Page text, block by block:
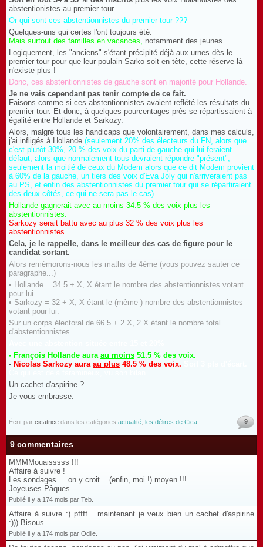
abstentionistes au premier tour.
Or qui sont ces abstentionnistes du premier tour ???
Quelques-uns qui certes l'ont toujours été.
Mais surtout des familles en vacances, notamment des jeunes.
Logiquement, les "anciens" s'étant précipité déjà aux urnes dès le
premier tour pour que leur poulain Sarko soit en tête, cette réserve-là
n'existe plus !
Donc, ces abstentionnistes de gauche sont en majorité pour Hollande.
Je ne vais cependant pas tenir compte de ce fait.
Faisons comme si ces abstentionnistes avaient reflété les résultats du
premier tour. Et donc, à quelques pourcentages près se répartissaient à
égalité entre Hollande et Sarkozy.
Alors, malgré tous les handicaps que volontairement, dans mes calculs,
j'ai infligés à Hollande (seulement 20% des électeurs du FN, alors que
c'est plutôt 30%, 20 % des voix du parti de gauche qui lui feraient
défaut, alors que normalement tous devraient répondre "présent",
seulement la moitié de ceux du Modem alors que ce dit Modem provient
à 60% de la gauche, un tiers des voix d'Eva Joly qui n'arriveraient pas
au PS, et enfin des abstentionnistes du premier tour qui se répartiraient
des deux côtés, ce qui ne sera pas le cas)
Hollande gagnerait avec au moins 34.5 % des voix plus les
abstentionnistes.
Sarkozy serait battu avec au plus 32 % des voix plus les
abstentionnistes.
Cela, je le rappelle, dans le meilleur des cas de figure pour le
candidat sortant.
Alors remémorons-nous les maths de 4ème (vous pouvez sauter ce
paragraphe...)
• Hollande = 34.5 + X, X étant le nombre des abstentionnistes votant
pour lui.
• Sarkozy = 32 + X, X étant le (même ) nombre des abstentionnistes
votant pour lui.
Sur un corps électoral de 66.5 + 2 X, 2 X étant le nombre total
d'abstentionnistes.
- François Hollande aura au moins 51.5 % des voix.
- Nicolas Sarkozy aura au plus 48.5 % des voix.
Un cachet d'aspirine ?
Je vous embrasse.
Écrit par cicatrice dans les catégories actualité les délires de Cica 9
9 commentaires
MMMMouaisssss !!!
Affaire à suivre !
Les sondages ... on y croit... (enfin, moi !) moyen !!!
Joyeuses Pâques ...
Publié il y a 174 mois par Teb.
Affaire à suivre :) pffff... maintenant je veux bien un cachet d'aspirine
:))) Bisous
Publié il y a 174 mois par Odile.